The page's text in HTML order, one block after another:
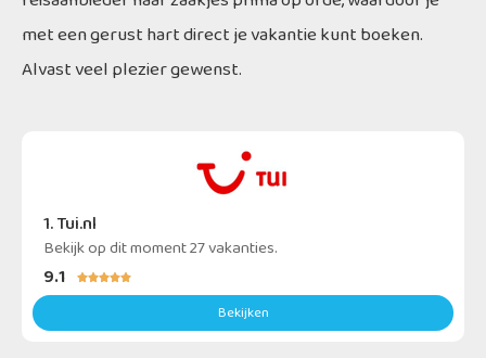
met een gerust hart direct je vakantie kunt boeken.
Alvast veel plezier gewenst.
1. Tui.nl
Bekijk op dit moment 27 vakanties.
9.1 
Bekijken